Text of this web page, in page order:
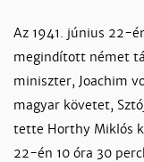
Az 1941. jú­nius 22-
megin­dí­tott né­met
mi­nisz­ter, Jo­a­chim
ma­gyar kö­ve­tet,
tet­te Hor­thy Mik­lós
22-én 10 óra 30